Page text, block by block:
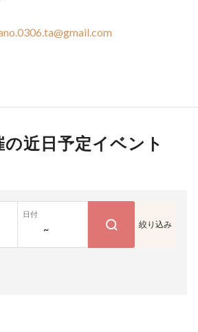
近日予定イベント
日付
~ 絞り込み